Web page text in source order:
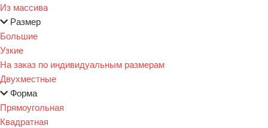
Из массива
Размер
Большие
Узкие
На заказ по индивидуальным размерам
Двухместные
Форма
Прямоугольная
Квадратная